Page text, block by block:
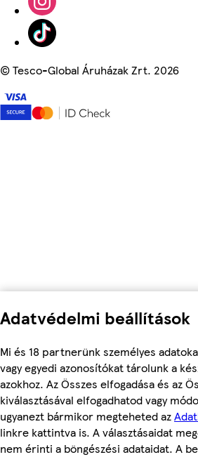
Adatvédelmi beállítások
Mi és 18 partnerünk személyes
vagy egyedi azonosítókat tárolunk a
azokhoz. Az Összes elfogadása és az
kiválasztásával elfogadhatod vagy
ugyanezt bármikor megteheted az
linkre kattintva is. A választásaidat
nem érinti a böngészési adataidat. A
©Tesco-Global Áruházak Zrt. 2026